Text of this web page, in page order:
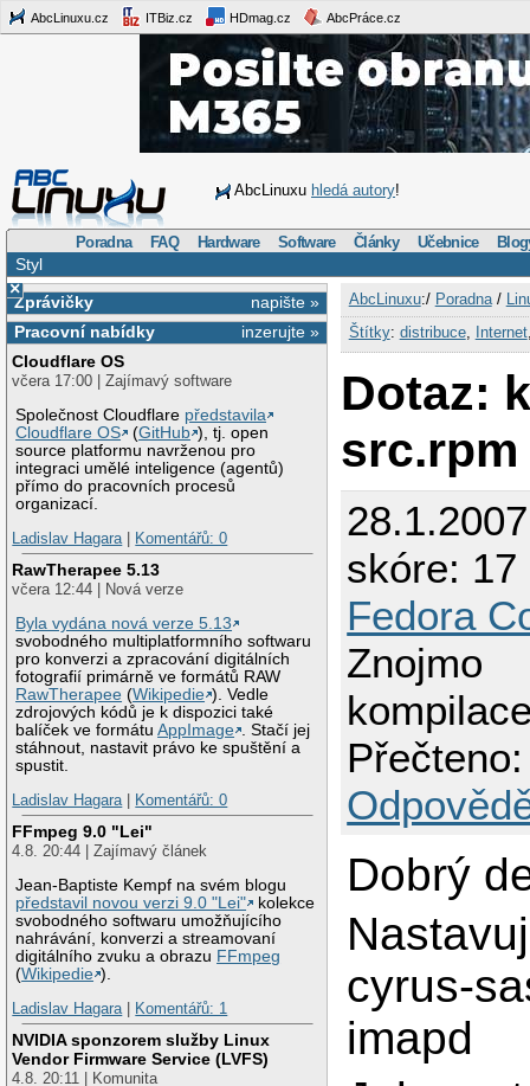
AbcLinuxu.cz ITBiz.cz HDmag.cz AbcPráce.cz
AbcLinuxu hledá autory!
Poradna FAQ Hardware Software Články Učebnice
Styl
×
napište »
Zprávičky
inzerujte »
Pracovní nabídky
Cloudflare OS
včera 17:00 | Zajímavý software
Společnost Cloudflare představila
Cloudflare OS
(GitHub ), tj. open
source platformu navrženou pro
integraci umělé inteligence (agentů)
přímo do pracovních procesů
organizací.
Ladislav Hagara| Komentářů: 0
RawTherapee 5.13
včera 12:44 | Nová verze
Byla vydána nová verze 5.13
svobodného multiplatformního softwaru
pro konverzi a zpracování digitálních
fotografií primárně ve formátů RAW
RawTherapee (Wikipedie ). Vedle
zdrojových kódů je k dispozici také
balíček ve formátuAppImage
. Stačí jej
stáhnout, nastavit právo ke spuštění a
spustit.
Ladislav Hagara| Komentářů: 0
FFmpeg 9.0 "Lei"
4.8. 20:44 | Zajímavý článek
Jean-Baptiste Kempf na svém blogu
představil novou verzi 9.0 "Lei"
kolekce
svobodného softwaru umožňujícího
nahrávání, konverzi a streamovaní
digitálního zvuku a obrazu FFmpeg
(Wikipedie ).
Ladislav Hagara| Komentářů: 1
NVIDIA sponzorem služby Linux
Vendor Firmware Service (LVFS)
4.8. 20:11 | Komunita
AbcLinuxu:/ Poradna/
Štítky: distribuce, Internet
Dotaz:
src.rpm
skóre: 17
Fedora
Znojmo
Dobrý
cyrus-
imapd